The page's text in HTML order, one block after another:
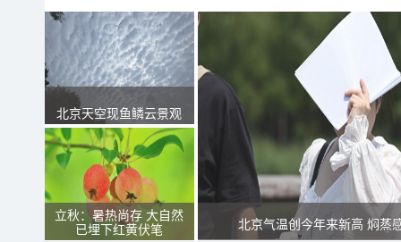
北京天空现鱼鳞云景观
立秋：暑热尚存 大自然
已埋下红黄伏笔
北京气温创今年来新高 焖蒸